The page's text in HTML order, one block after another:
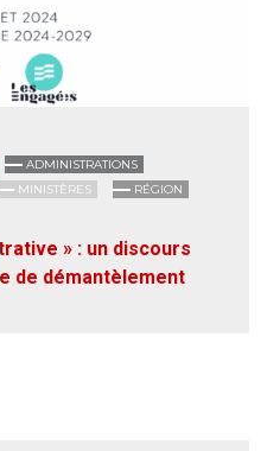
ADMINISTRATIONS
MINISTÈRES
RÉGION
» : un discours
de démantèlement